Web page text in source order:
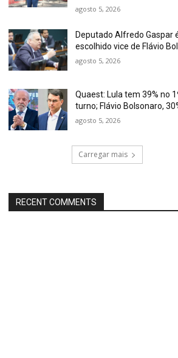
agosto 5, 2026
Deputado Alfredo Gaspar
escolhido vice de Flávio
agosto 5, 2026
Quaest: Lula tem 39% no
turno; Flávio Bolsonaro,
agosto 5, 2026
Carregar mais
RECENT COMMENTS